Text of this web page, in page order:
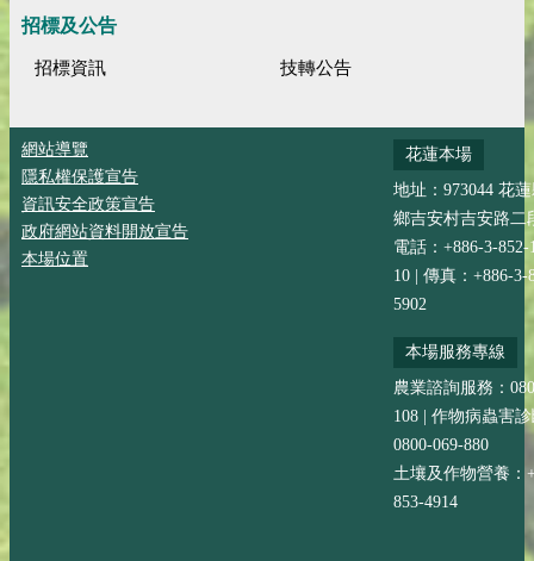
招標及公告
招標資訊 技轉公告
網站導覽
隱私權保護宣告
資訊安全政策宣告
政府網站資料開放宣告
本場位置
花蓮本場
地址：973044 花
鄉吉安村吉安路二
電話：+886-3-852-
10 | 傳真：+886-3-
5902
本場服務專線
農業諮詢服務：
108 | 作物病蟲害
0800-069-880
土壤及作物營養：
853-4914